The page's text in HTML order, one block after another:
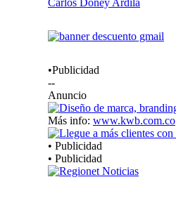
•Publicidad
--
Anuncio
Más info: www.kwb.com.co
• Publicidad
• Publicidad